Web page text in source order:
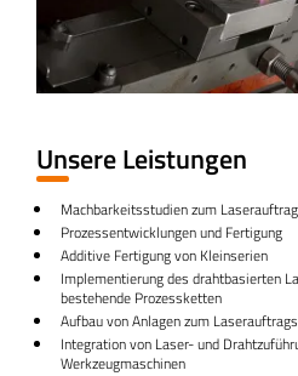
Unsere Leistungen
Machbarkeitsstudien zum
Prozessentwicklungen und Fertigung
Additive Fertigung von Kleinserien
Implementierung des drahtbasierten
bestehende Prozessketten
Aufbau von Anlagen zum
Integration von Laser- und
Werkzeugmaschinen